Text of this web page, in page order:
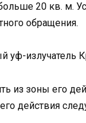
20 кв. м.
обращения.
уф-излучатель
из зоны его
действия